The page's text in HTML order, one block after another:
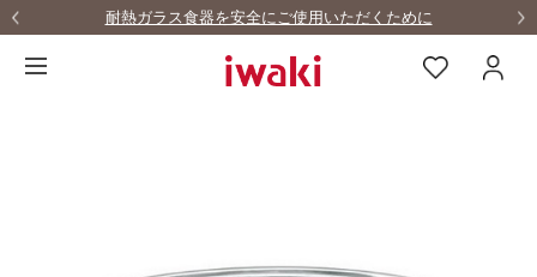
耐熱ガラス食器を安全にご使用いただくために